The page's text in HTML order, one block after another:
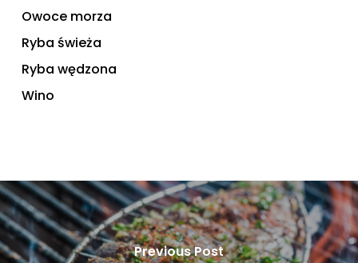
Owoce morza
Ryba świeża
Ryba wędzona
Wino
Previous Post